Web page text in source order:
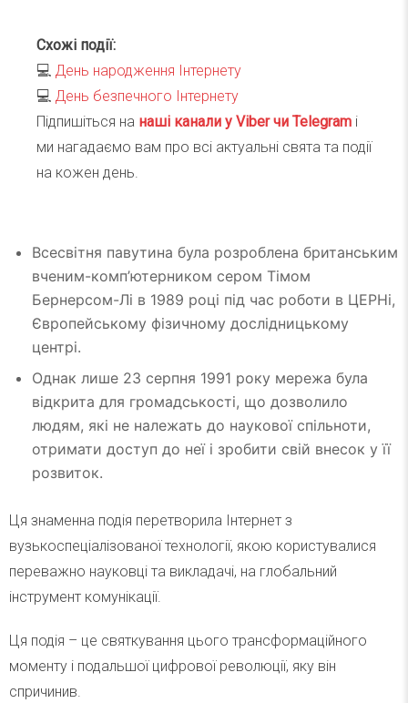
Схожі події:
💻 День народження Інтернету
💻 День безпечного Інтернету
Підпишіться на наші канали у Viber чи Telegram і
ми нагадаємо вам про всі актуальні свята та події
на кожен день.
Всесвітня павутина була розроблена британським
вченим-комп’ютерником сером Тімом
Бернерсом-Лі в 1989 році під час роботи в ЦЕРНі,
Європейському фізичному дослідницькому
центрі.
Однак лише 23 серпня 1991 року мережа була
відкрита для громадськості, що дозволило
людям, які не належать до наукової спільноти,
отримати доступ до неї і зробити свій внесок у її
розвиток.
Ця знаменна подія перетворила Інтернет з
вузькоспеціалізованої технології, якою користувалися
переважно науковці та викладачі, на глобальний
інструмент комунікації.
Ця подія – це святкування цього трансформаційного
моменту і подальшої цифрової революції, яку він
спричинив.